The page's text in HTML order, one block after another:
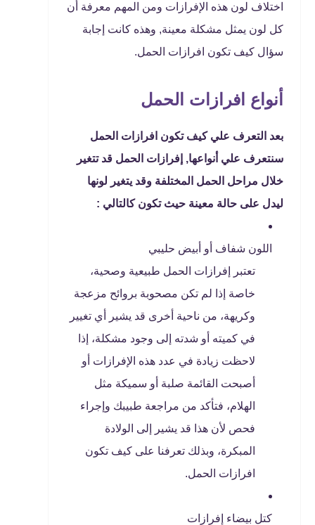
اختلاف لون هذه الإفرازات ومن المهم معرفة أن
كل لون يمثل مشكلة معينة, وهذه كانت إجابة
سؤال كيف تكون افرازات الحمل.
أنواع افرازات الحمل
بعد التعرف علي كيف تكون افرازات الحمل
سنتعرف علي أنواعها, إفرازات الحمل قد تتغير
خلال مراحل الحمل المختلفة وقد يتغير لونها
ليدل على حالة معينة حيث تكون كالتالي :
اللون شفاف أو أبيض حليبي
تعتبر إفرازات الحمل طبيعية وصحية،
خاصة إذا لم تكن مصحوبة بروائح مزعجة
وكريهة، من ناحية أخرى قد يشير أي تغيير
في كميته أو شدته إلى وجود مشكلة، إذا
لاحظت زيادة في عدد هذه الإفرازات أو
أصبحت القائمة صلبة أو سميكة مثل
الهلام، فتأكد من مراجعة طبيبك وإجراء
فحص لأن هذا قد يشير إلى الولادة
المبكرة، وبذلك تعرفنا على كيف تكون
افرازات الحمل.
كتل بيضاء إفرازات